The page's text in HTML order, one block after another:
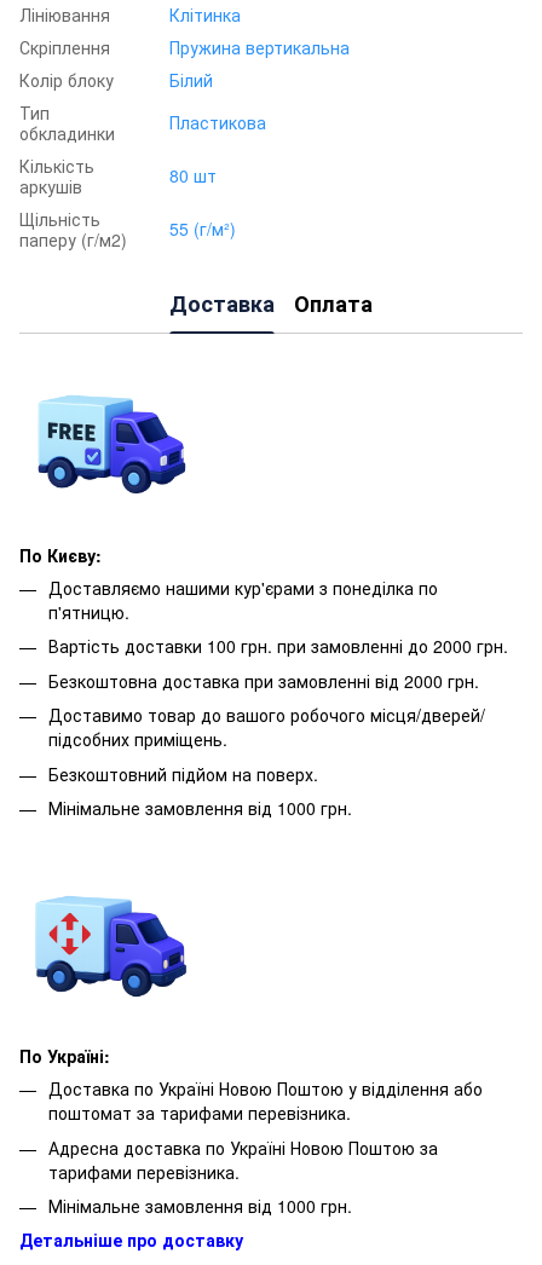
Лініювання
Клітинка
Скріплення
Пружина вертикальна
Колір блоку
Білий
Тип
обкладинки
Пластикова
Кількість
аркушів
80 шт
Щільність
паперу (г/м2)
55 (г/м²)
Доставка Оплата
По Києву:
Доставляємо нашими кур'єрами з понеділка по
п'ятницю.
Вартість доставки 100 грн. при замовленні до 2000 грн.
Безкоштовна доставка при замовленні від 2000 грн.
Доставимо товар до вашого робочого місця/дверей/
підсобних приміщень.
Безкоштовний підйом на поверх.
Мінімальне замовлення від 1000 грн.
По Україні:
Доставка по Україні Новою Поштою у відділення або
поштомат за тарифами перевізника.
Адресна доставка по Україні Новою Поштою за
тарифами перевізника.
Мінімальне замовлення від 1000 грн.
Детальніше про доставку